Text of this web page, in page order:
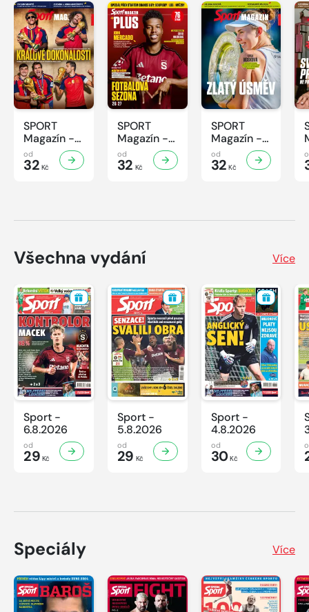
SPORT
Magazín -
31/2026
od
32 Kč
SPORT
Magazín -
30/2026
od
32 Kč
SPORT
Magazín -
29/2026
od
32 Kč
Všechna vydání Více
Sport -
6.8.2026
od
29 Kč
Sport -
5.8.2026
od
29 Kč
Sport -
4.8.2026
od
30Kč
Speciály Více